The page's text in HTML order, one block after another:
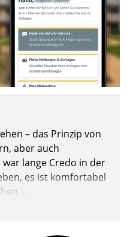
– das Prinzip von
aber auch
lange Credo in der
es ist komfortabel